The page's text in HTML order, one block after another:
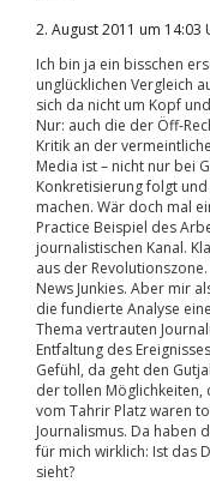
2. August 2011 um 14:03
Ich bin ja ein bisschen
unglücklichen Vergleich
sich da nicht um Kopf
Nur: auch die der Öff-
Kritik an der
Media ist – nicht nur bei
Konkretisierung folgt
machen. Wär doch mal
Practice Beispiel des
journalistischen Kanal.
aus der
News Junkies. Aber mir
die fundierte Analyse
Thema vertrauten
Entfaltung des
Gefühl, da geht den
der tollen Möglichkeiten,
vom Tahrir Platz waren
Journalismus. Da haben
für mich wirklich: Ist das
sieht?